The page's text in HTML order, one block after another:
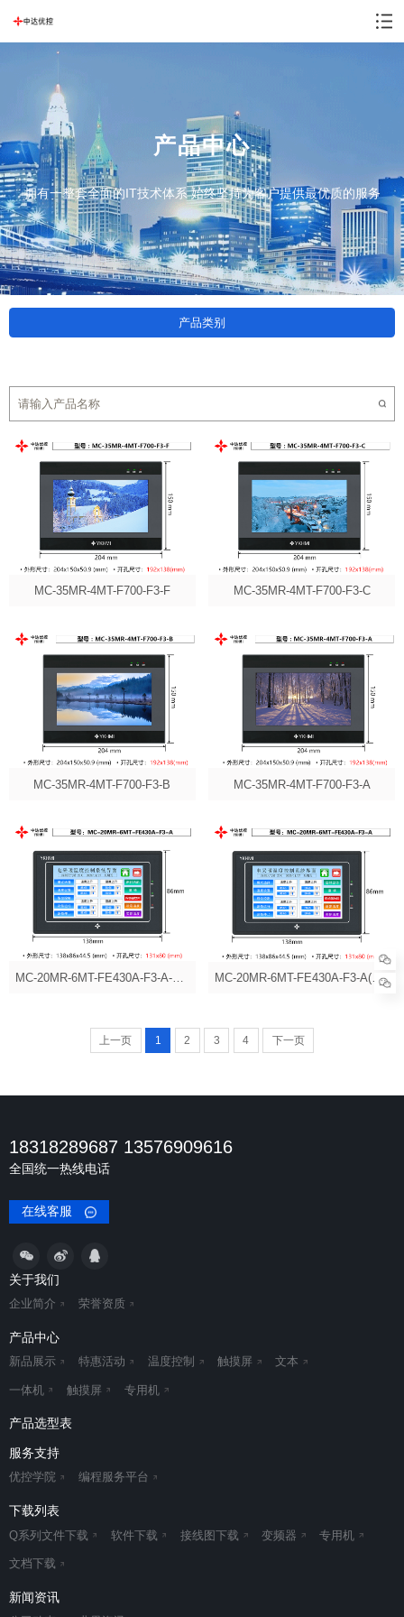
产品中心
拥有一整套全面的IT技术体系 始终坚持为客户提供最优质的服务
产品类别
MC-35MR-4MT-F700-F3-F MC-35MR-4MT-F700-F3-C
MC-35MR-4MT-F700-F3-B MC-35MR-4MT-F700-F3-A
MC-20MR-6MT-FE430A-F3-A(无485)
上一页 1 2 3 4 下一页
18318289687 13576909616
全国统一热线电话
在线客服
关于我们
企业简介 荣誉资质
产品中心
新品展示 特惠活动 温度控制 触摸屏 文本
一体机 触摸屏 专用机
产品选型表
服务支持
优控学院 编程服务平台
下载列表
Q系列文件下载 软件下载 接线图下载 变频器 专用机
文档下载
新闻资讯